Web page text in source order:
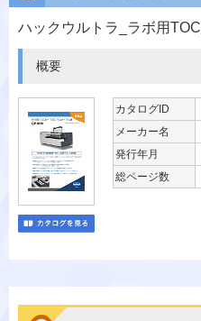
ハックウルトラ_ラボ用
概要
カタログID
メーカー名
発行年月
総ページ数